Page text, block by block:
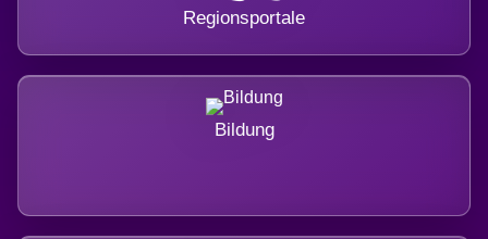
Regionsportale
Bildung